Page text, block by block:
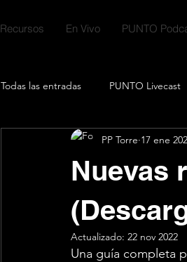
Recursos En Vivo PUNTO
Todas las entradas PUNTO Livecast
Premium Talks Productos
Podcast Favorites Ayuno
Nuevas
PP Torre 17 ene
Actualizado: 22 nov 2022
Una guía completa